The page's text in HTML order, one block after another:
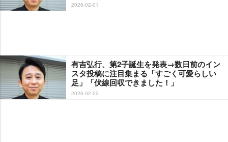
2026-02-01
有吉弘行、第2子誕生を発表→数日前のイン
スタ投稿に注目集まる「すごく可愛らしい
足」「伏線回収できました！」
2026-02-02